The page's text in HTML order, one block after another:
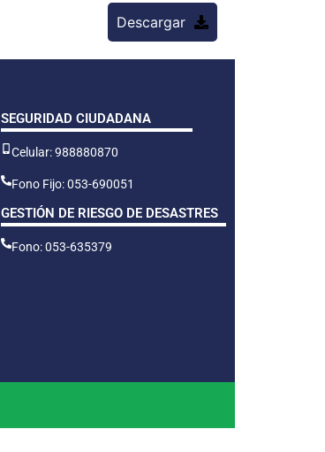
Descargar
SEGURIDAD CIUDADANA
Celular: 988880870
Fono Fijo: 053-690051
GESTIÓN DE RIESGO DE DESASTRES
Fono: 053-635379